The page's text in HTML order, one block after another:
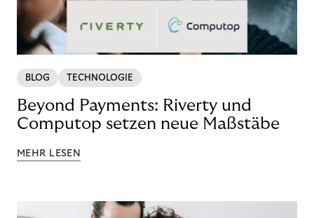
BLOG TECHNOLOGIE
Beyond Payments: Riverty und
Computop setzen neue Maßstäbe
MEHR LESEN